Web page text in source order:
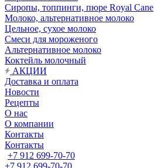
Сиропы, топпинги, пюре Royal Cane
Молоко, альтернативное молоко
Цельное, сухое молоко
Смеси для мороженого
Альтернативное молоко
Коктейль молочный
АКЦИИ
Доставка и оплата
Новости
Рецепты
О нас
О компании
Контакты
Контакты
+7 912 699-70-70
+7 912 699-70-70